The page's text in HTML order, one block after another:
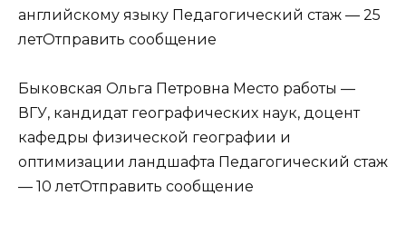
английскому языку Педагогический стаж — 25
летОтправить сообщение
Быковская Ольга Петровна Место работы —
ВГУ, кандидат географических наук, доцент
кафедры физической географии и
оптимизации ландшафта Педагогический стаж
— 10 летОтправить сообщение